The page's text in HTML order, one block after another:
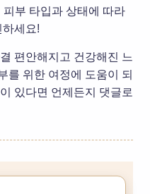
피부 타입과 상태에 따라
세요!
편안해지고 건강해진 느
를 위한 여정에 도움이 되
있다면 언제든지 댓글로